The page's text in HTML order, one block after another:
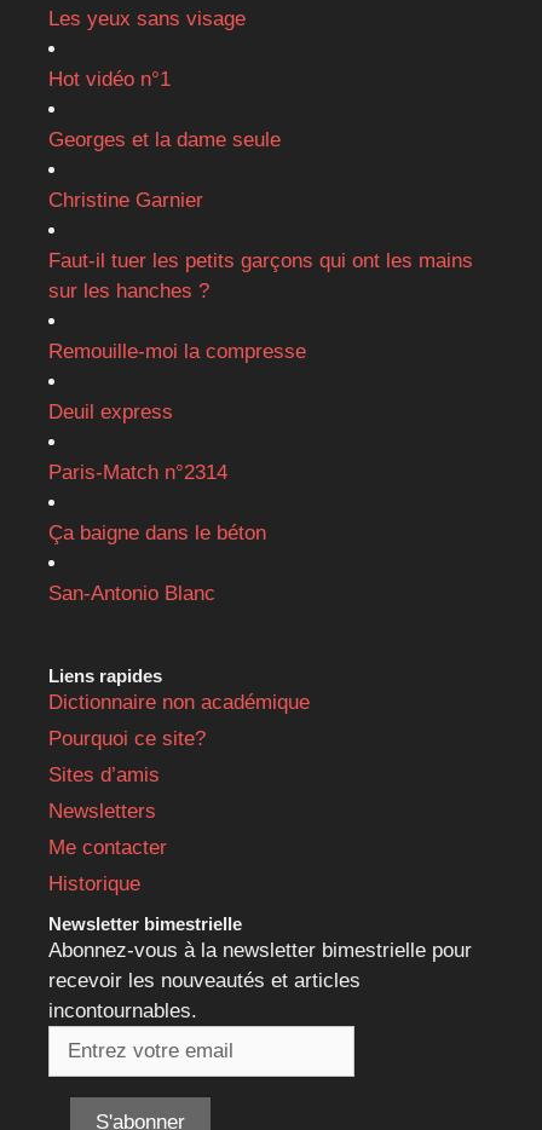
Les yeux sans visage
Hot vidéo n°1
Georges et la dame seule
Christine Garnier
Faut-il tuer les petits garçons qui ont les mains
sur les hanches ?
Remouille-moi la compresse
Deuil express
Paris-Match n°2314
Ça baigne dans le béton
San-Antonio Blanc
Liens rapides
Dictionnaire non académique
Pourquoi ce site?
Sites d’amis
Newsletters
Me contacter
Historique
Newsletter bimestrielle
Abonnez-vous à la newsletter bimestrielle pour
recevoir les nouveautés et articles
incontournables.